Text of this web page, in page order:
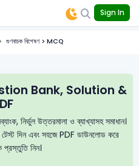
Sign In
গুণবাচক বিশেষণ > MCQ
Bank, Solution &
নির্ভুল উত্তরমালা ও ব্যাখ্যাসহ সমাধান।
দিন এবং সহজে PDF ডাউনলোড করে
প্রস্তুতি নিন।